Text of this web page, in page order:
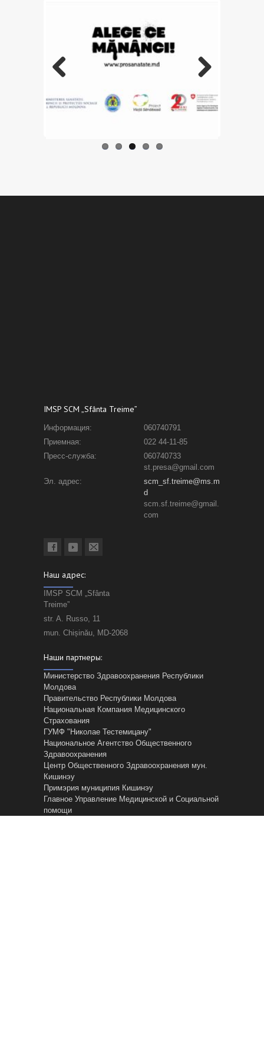
us
IMSP SCM „Sfânta Treime”
Информация:
060740791
Приемная:
022 44-11-85
Пресс-служба:
060740733
st.presa@gmail.com
Эл. адрес:
scm_sf.treime@ms.m
d
scm.sf.treime@gmail.
com
Наш адрес:
IMSP SCM „Sfânta
Treime”
str. A. Russo, 11
mun. Chișinău, MD-2068
Наши партнеры:
Министерство Здравоохранения Республики
Молдова
Правительство Республики Молдова
Национальная Компания Медицинского
Страхования
ГУМФ "Николае Тестемицану"
Национальное Агентство Общественного
Здравоохранения
Центр Общественного Здравоохранения мун.
Кишинэу
Примэрия муниципия Кишинэу
Главное Управление Mедицинской и Cоциальной
помощи